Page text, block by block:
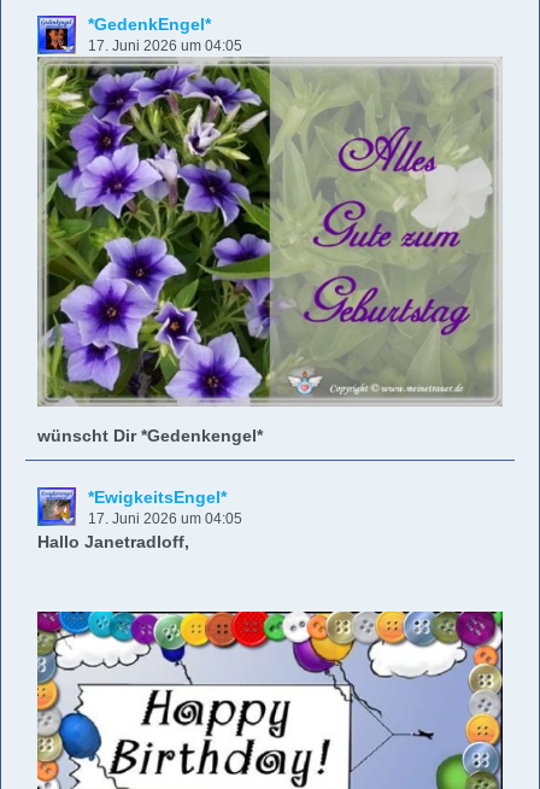
*GedenkEngel*
17. Juni 2026 um 04:05
wünscht Dir *Gedenkengel*
*EwigkeitsEngel*
17. Juni 2026 um 04:05
Hallo Janetradloff,